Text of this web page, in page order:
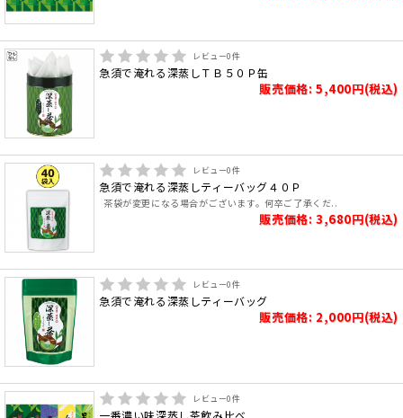
レビュー0件
急須で淹れる深蒸しＴＢ５０Ｐ缶
販売価格: 5,400円(税込)
レビュー0件
急須で淹れる深蒸しティーバッグ４０Ｐ
茶袋が変更になる場合がございます。何卒ご了承くだ..
販売価格: 3,680円(税込)
レビュー0件
急須で淹れる深蒸しティーバッグ
販売価格: 2,000円(税込)
レビュー0件
一番濃い味深蒸し茶飲み比べ